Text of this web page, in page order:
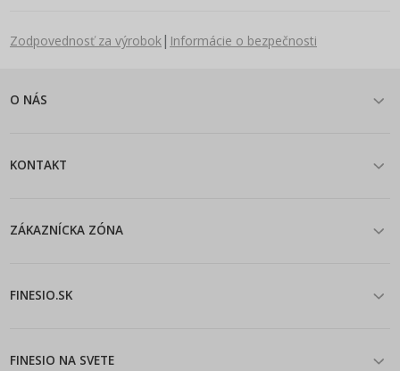
Zodpovednosť za výrobok| Informácie o bezpečnosti
O NÁS
KONTAKT
ZÁKAZNÍCKA ZÓNA
FINESIO.SK
FINESIO NA SVETE